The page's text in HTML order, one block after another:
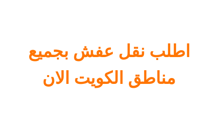
اطلب نقل عفش بجميع
مناطق الكويت الان